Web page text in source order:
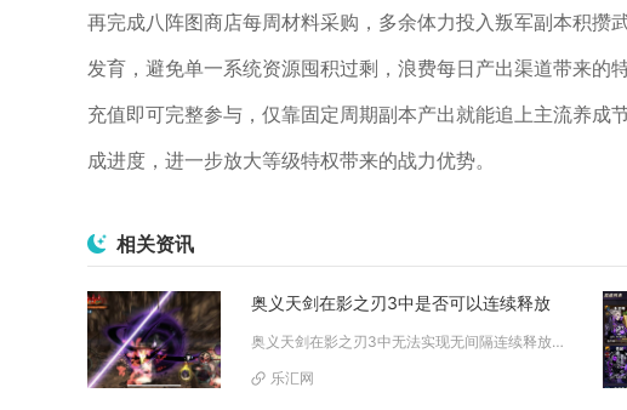
再完成八阵图商店每周材料采购，多余体力投入叛军副本积攒
发育，避免单一系统资源囤积过剩，浪费每日产出渠道带来的
充值即可完整参与，仅靠固定周期副本产出就能追上主流养
成进度，进一步放大等级特权带来的战力优势。
相关资讯
奥义天剑在影之刃3中是否可以连续释放
奥义天剑在影之刃3中无法实现无间隔连续释放，该技能释放后会为技能链附加固定冷却限制，同时奥义值的积攒逻辑也不支持短时间内...
乐汇网